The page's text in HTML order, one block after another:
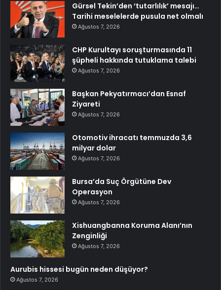
Gürsel Tekin’den ‘tutarlılık’ mesajı…
Tarihi meselelerde pusula net olmalı
Ağustos 7, 2026
CHP Kurultayı soruşturmasında 11
şüpheli hakkında tutuklama talebi
Ağustos 7, 2026
Başkan Pekyatırmacı’dan Esnaf
Ziyareti
Ağustos 7, 2026
Otomotiv ihracatı temmuzda 3,6
milyar dolar
Ağustos 7, 2026
Bursa’da Suç Örgütüne Dev
Operasyon
Ağustos 7, 2026
Xishuangbanna Koruma Alanı’nın
Zenginliği
Ağustos 7, 2026
Aurubis hissesi bugün neden düşüyor?
Ağustos 7, 2026